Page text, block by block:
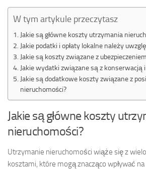
W tym artykule przeczytasz
Jakie są główne koszty utrzymania
Jakie podatki i opłaty lokalne należy
Jakie są koszty związane z
Jakie wydatki związane są z konserwacją
Jakie są dodatkowe koszty związane z
nieruchomości?
Jakie są główne koszty
nieruchomości?
Utrzymanie nieruchomości wiąże się z
kosztami, które mogą znacząco wpływać na